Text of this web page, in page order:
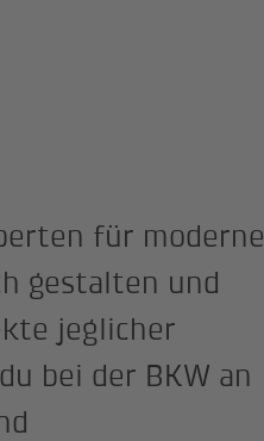
für moderne
gestalten und
jeglicher
bei der BKW an